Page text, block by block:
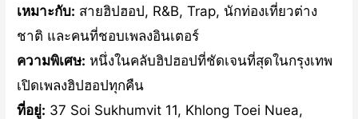
เหมาะกับ: สายฮิปฮอป, R&B, Trap, นักท่องเที่ยวต่าง
ชาติ และคนที่ชอบเพลงอินเตอร์
ความพิเศษ: หนึ่งในคลับฮิปฮอปที่ชัดเจนที่สุดในกรุงเทพ
เปิดเพลงฮิปฮอปทุกคืน
ที่อยู่: 37 Soi Sukhumvit 11, Khlong Toei Nuea,